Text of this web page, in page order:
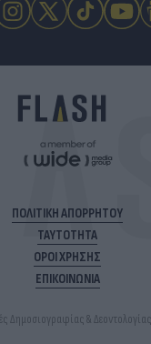
ΠΟΛΙΤΙΚΗ ΑΠΟΡΡΗΤΟΥ
ΤΑΥΤΟΤΗΤΑ
ΟΡΟΙ ΧΡΗΣΗΣ
ΕΠΙΚΟΙΝΩΝΙΑ
Δημοσιογραφίας & Δεοντολογίας